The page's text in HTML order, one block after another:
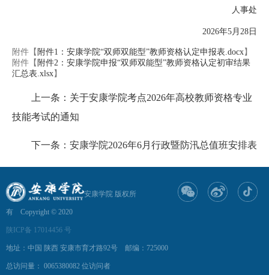
人事处
2026年5月28日
附件【 附件1：安康学院“双师双能型”教师资格认定申报表.docx 】
附件【 附件2：安康学院申报“双师双能型”教师资格认定初审结果
汇总表.xlsx 】
上一条：关于安康学院考点2026年高校教师资格专业
技能考试的通知
下一条：安康学院2026年6月行政暨防汛总值班安排表
安康学院 版权所
有 Copyright © 2020
陕ICP备 17014456 号
地址：中国 陕西 安康市育才路92号 邮编：725000
总访问量： 0065380082 位访问者